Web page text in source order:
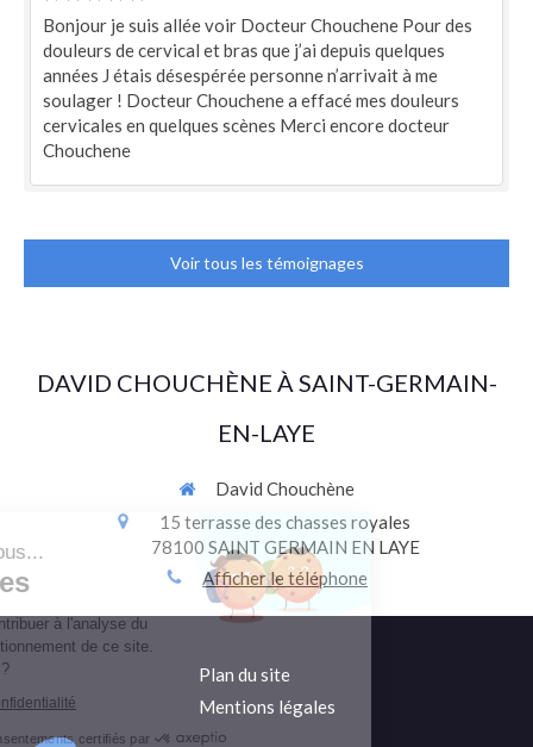
Bonjour je suis allée voir Docteur Chouchene Pour des
douleurs de cervical et bras que j’ai depuis quelques
années J étais désespérée personne n’arrivait à me
soulager ! Docteur Chouchene a effacé mes douleurs
cervicales en quelques scènes Merci encore docteur
Chouchene
Voir tous les témoignages
DAVID CHOUCHÈNE À SAINT-GERMAIN-
EN-LAYE
David Chouchène
15 terrasse des chasses royales
78100 SAINT GERMAIN EN LAYE
Afficher le téléphone
Plan du site
Mentions légales
Continuer sans accepter
Bonjour c'est nous...
Les Cookies
Notre rôle est de contribuer à l'analyse du
trafic et au bon fonctionnement de ce site.
Lire la politique de confidentialité
Consentements certifiés par